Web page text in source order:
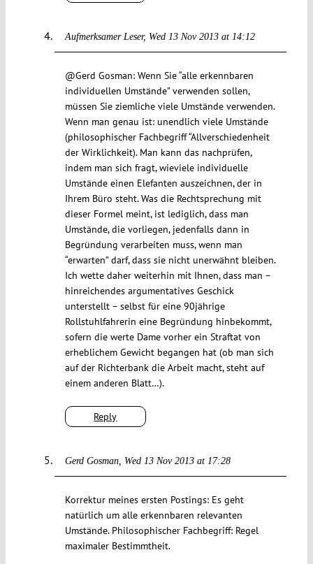
Aufmerksamer Leser Wed 13 Nov 2013 at 14:12
Reply
@Gerd Gosman: Wenn Sie “alle erkennbaren
individuellen Umstände” verwenden sollen,
müssen Sie ziemliche viele Umstände verwenden.
Wenn man genau ist: unendlich viele Umstände
(philosophischer Fachbegriff “Allverschiedenheit
der Wirklichkeit). Man kann das nachprüfen,
indem man sich fragt, wieviele individuelle
Umstände einen Elefanten auszeichnen, der in
Ihrem Büro steht. Was die Rechtsprechung mit
dieser Formel meint, ist lediglich, dass man
Umstände, die vorliegen, jedenfalls dann in
Begründung verarbeiten muss, wenn man
“erwarten” darf, dass sie nicht unerwähnt bleiben.
Ich wette daher weiterhin mit Ihnen, dass man –
hinreichendes argumentatives Geschick
unterstellt – selbst für eine 90jährige
Rollstuhlfahrerin eine Begründung hinbekommt,
sofern die werte Dame vorher ein Straftat von
erheblichem Gewicht begangen hat (ob man sich
auf der Richterbank die Arbeit macht, steht auf
einem anderen Blatt…).
Gerd Gosman Wed 13 Nov 2013 at 17:28
Korrektur meines ersten Postings: Es geht
natürlich um alle erkennbaren relevanten
Umstände. Philosophischer Fachbegriff: Regel
maximaler Bestimmtheit.